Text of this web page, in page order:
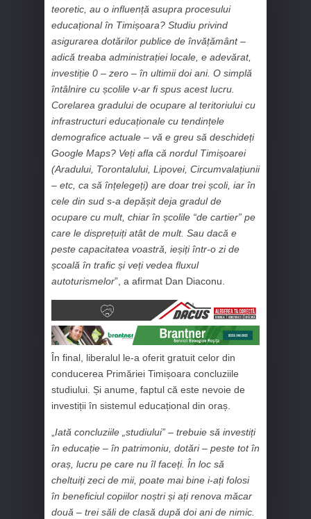
teoretic, au o influență asupra procesului
educațional în Timișoara? Studiu privind
asigurarea dotărilor publice de învățământ –
adică treaba administrației locale, e adevărat,
investiție 0 – zero – în ultimii doi ani. O simplă
întâlnire cu școlile v-ar fi spus acest lucru.
Corelarea gradului de ocupare al teritoriului cu
infrastructuri educaționale cu tendințele
demografice actuale – vă e greu să deschideți
Google Maps? Veți afla că nordul Timișoarei
(Aradului, Torontalului, Lipovei, Circumvalațiunii
– etc, ca să înțelegeți) are doar trei școli, iar în
cele din sud s-a depășit deja gradul de
ocupare cu mult, chiar în școlile “de cartier” pe
care le disprețuiți atât de mult. Sau dacă e
peste capacitatea voastră, ieșiți într-o zi de
școală în trafic și veți vedea fluxul
autoturismelor”, a afirmat Dan Diaconu.
În final, liberalul le-a oferit gratuit celor din
conducerea Primăriei Timișoara concluziile
studiului. Și anume, faptul că este nevoie de
investiții în sistemul educațional din oraș.
Iată concluziile „studiului” – trebuie să investiți
în educație – în patrimoniu, dotări – peste tot în
oraș, lucru pe care nu îl faceți. În loc să
cheltuiți zeci de mii, poate mai bine i-ați folosi
în beneficiul copiilor noștri și ați renova măcar
două – trei săli de clasă după doi ani de nimic.